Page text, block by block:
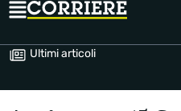
Ultimi articoli